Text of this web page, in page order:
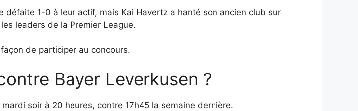
1-0 à leur actif, mais Kai Havertz a hanté son ancien club sur
leaders de la Premier League.
de participer au concours.
Bayer Leverkusen ?
soir à 20 heures, contre 17h45 la semaine dernière.